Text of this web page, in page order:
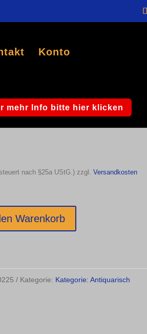
Konto
mehr Info bitte hier klicken
versch. Motive siehe
nach §25a UStG.) zzgl.Versandkosten
Warenkorb
Kategorie: Kategorie: Antiquarisch